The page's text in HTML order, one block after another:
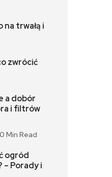
trwałą i
zwrócić
a dobór
i filtrów
Min Read
ogród
– Porady i